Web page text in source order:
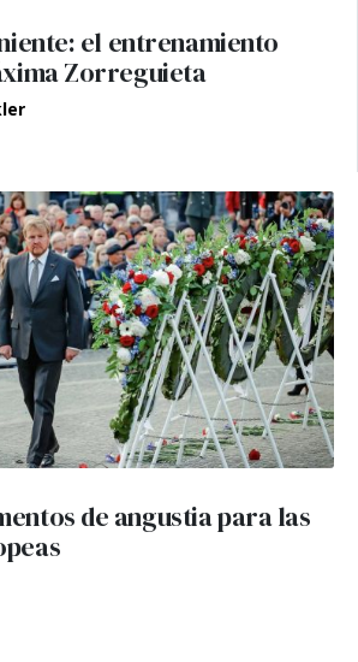
el entrenamiento
Zorreguieta
de angustia para las